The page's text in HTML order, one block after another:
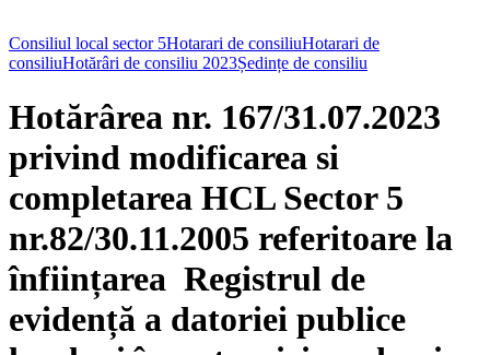
Consiliul local sector 5Hotarari de consiliuHotarari de
consiliuHotărâri de consiliu 2023Ședințe de consiliu
Hotărârea nr. 167/31.07.2023
privind modificarea si
completarea HCL Sector 5
nr.82/30.11.2005 referitoare la
înființarea Registrul de
evidență a datoriei publice